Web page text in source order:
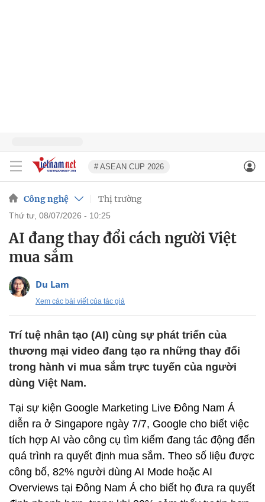
# ASEAN CUP 2026
Công nghệ Thị trường
thứ tư, 08/07/2026 - 10:25
AI đang thay đổi cách người Việt
mua sắm
Du Lam
Xem các bài viết của tác giả
Trí tuệ nhân tạo (AI) cùng sự phát triển của
thương mại video đang tạo ra những thay đổi
trong hành vi mua sắm trực tuyến của người
dùng Việt Nam.
Tại sự kiện Google Marketing Live Đông Nam Á
diễn ra ở Singapore ngày 7/7, Google cho biết việc
tích hợp AI vào công cụ tìm kiếm đang tác động đến
quá trình ra quyết định mua sắm. Theo số liệu được
công bố, 82% người dùng AI Mode hoặc AI
Overviews tại Đông Nam Á cho biết họ đưa ra quyết